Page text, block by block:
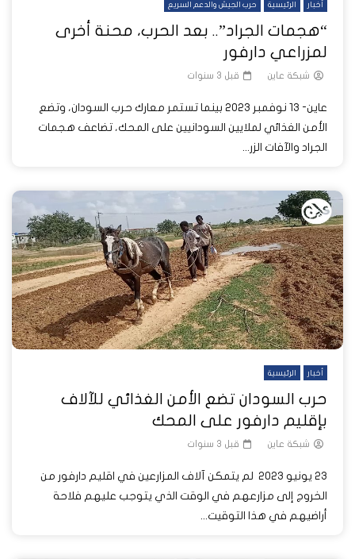
أخبار الرئيسية حرب الجيش والدعم السريع
“هجمات الجراد”.. بعد الحرب، محنة أخرى
لمزراعي دارفور
شبكة عاين قبل 3 سنوات
عاين- 13 نوفمبر 2023 بينما تستمر معارك حرب السودان، وتضع
الأمن الغذائي لملايين السودانيين على المحك، تضاعف هجمات
الجراد والآفات الزر...
أخبار الرئيسية
حرب السودان تضع الأمن الغذائي للآلاف
بإقليم دارفور على المحك
شبكة عاين قبل 3 سنوات
23 يونيو 2023 لم يتمكن آلاف المزارعين في اقليم دارفور من
الخروج إلى مزارعهم في الوقت الذي يتوجب عليهم فلاحة
أراضيهم في هذا التوقيت...